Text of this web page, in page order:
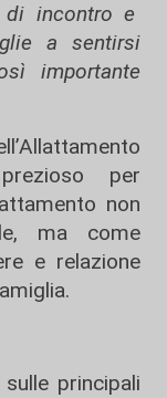
incontro e
a sentirsi
importante
per
non
ma come
e relazione
sulle principali